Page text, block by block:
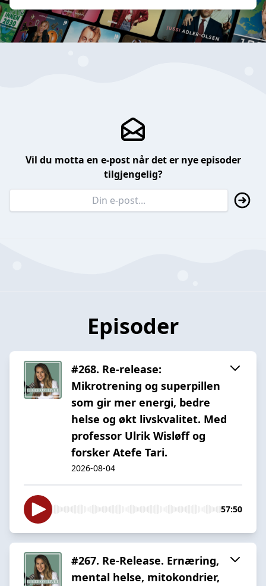
Vil du motta en e-post når det er nye episoder
tilgjengelig?
Episoder
#268. Re-release:
Mikrotrening og superpillen
som gir mer energi, bedre
helse og økt livskvalitet. Med
professor Ulrik Wisløff og
forsker Atefe Tari.
2026-08-04
57:50
#267. Re-Release. Ernæring,
mental helse, mitokondrier,